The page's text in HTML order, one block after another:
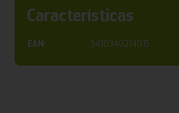
Características
EAN: 5410340214015